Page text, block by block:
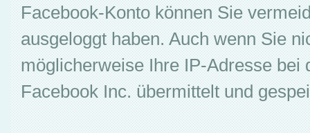
Facebook-Konto können Sie
ausgeloggt haben. Auch wenn Sie
möglicherweise Ihre IP-Adresse
Facebook Inc. übermittelt und